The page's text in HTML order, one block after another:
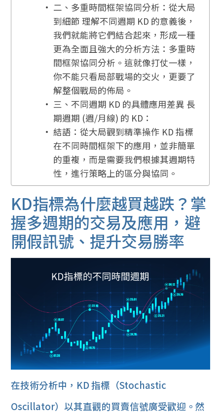
二、多重時間框架協同分析：從大局
到細節 理解不同週期 KD 的意義後，
我們就能將它們結合起來，形成一種
更為全面且強大的分析方法：多重時
間框架協同分析。這就像打仗一樣，
你不能只看局部戰場的交火，更要了
解整個戰局的佈局。
三、不同週期 KD 的具體應用差異 長
期週期 (週/月線) 的 KD：
結語：從大局觀到精準操作 KD 指標
在不同時間框架下的應用，並非簡單
的重複，而是需要我們根據其週期特
性，進行策略上的區分與協同。
KD指標為什麼越買越跌？掌
握多週期的交易及應用，避
開假訊號、提升交易勝率
在技術分析中，KD 指標（Stochastic
Oscillator）以其直觀的買賣信號廣受歡迎。然